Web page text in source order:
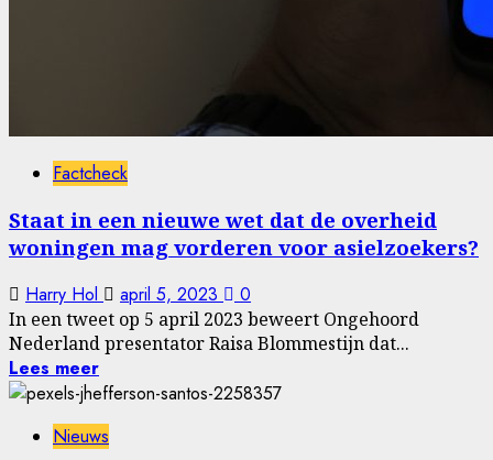
Factcheck
Staat in een nieuwe wet dat de overheid
woningen mag vorderen voor asielzoekers?
Harry Hol april 5, 2023 0
In een tweet op 5 april 2023 beweert Ongehoord
Nederland presentator Raisa Blommestijn dat...
Lees meer
Nieuws